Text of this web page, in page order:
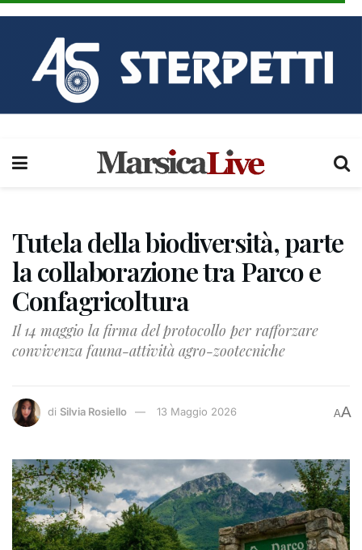
Tutela della biodiversità, parte
la collaborazione tra Parco e
Confagricoltura
Il 14 maggio la firma del protocollo per rafforzare
convivenza fauna-attività agro-zootecniche
di Silvia Rosiello 13 Maggio 2026 AA